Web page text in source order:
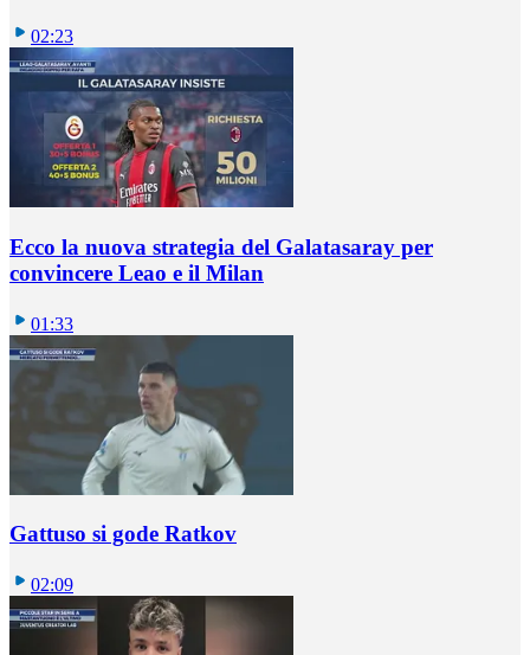
02:23
Ecco la nuova strategia del Galatasaray per
convincere Leao e il Milan
01:33
Gattuso si gode Ratkov
02:09